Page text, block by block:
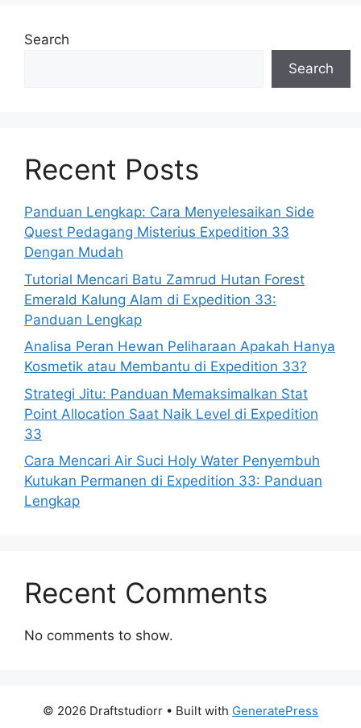
Search
Search
Recent Posts
Panduan Lengkap: Cara Menyelesaikan Side
Quest Pedagang Misterius Expedition 33
Dengan Mudah
Tutorial Mencari Batu Zamrud Hutan Forest
Emerald Kalung Alam di Expedition 33:
Panduan Lengkap
Analisa Peran Hewan Peliharaan Apakah Hanya
Kosmetik atau Membantu di Expedition 33?
Strategi Jitu: Panduan Memaksimalkan Stat
Point Allocation Saat Naik Level di Expedition
33
Cara Mencari Air Suci Holy Water Penyembuh
Kutukan Permanen di Expedition 33: Panduan
Lengkap
Recent Comments
No comments to show.
© 2026 Draftstudiorr • Built with GeneratePress